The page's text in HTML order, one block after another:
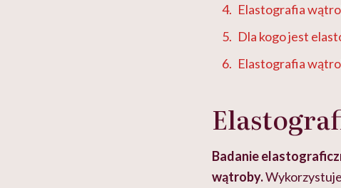
Elastografia
Dla kogo jest
Elastografia
Badanie
wątroby.